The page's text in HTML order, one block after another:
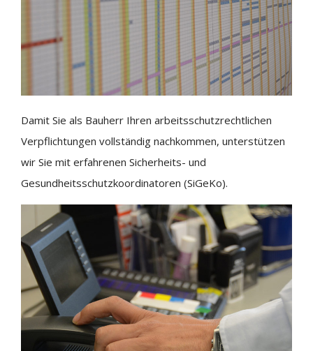
Damit Sie als Bauherr Ihren arbeitsschutzrechtlichen
Verpflichtungen vollständig nachkommen, unterstützen
wir Sie mit erfahrenen Sicherheits- und
Gesundheitsschutzkoordinatoren (SiGeKo).